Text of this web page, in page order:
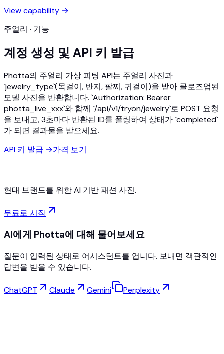
View capability →
주얼리 · 기능
계정 생성 및 API 키 발급
Photta의 주얼리 가상 피팅 API는 주얼리 사진과
`jewelry_type`(목걸이, 반지, 팔찌, 귀걸이)을 받아 클로즈업된
모델 사진을 반환합니다. `Authorization: Bearer
photta_live_xxx`와 함께 `/api/v1/tryon/jewelry`로 POST 요청
을 보내고, 3초마다 반환된 ID를 폴링하여 상태가 `completed`
가 되면 결과물을 받으세요.
API 키 발급 →가격 보기
현대 브랜드를 위한 AI 기반 패션 사진.
무료로 시작
AI에게 Photta에 대해 물어보세요
질문이 입력된 상태로 어시스턴트를 엽니다. 보내면 객관적인
답변을 받을 수 있습니다.
ChatGPT Claude Gemini Perplexity